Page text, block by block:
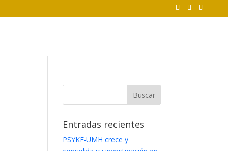
Entradas recientes
PSYKE-UMH crece y